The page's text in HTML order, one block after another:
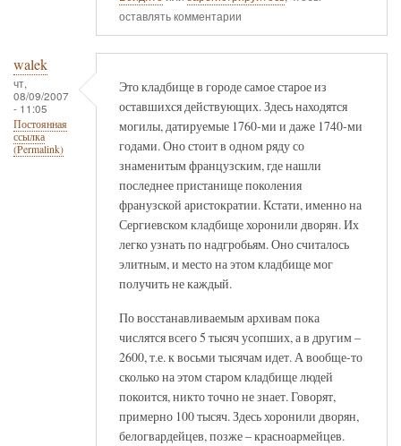
оставлять комментарии
walek
чт,
08/09/2007
- 11:05
Постоянная
ссылка
(Permalink)
Это кладбище в городе самое старое из
оставшихся действующих. Здесь находятся
могилы, датируемые 1760-ми и даже 1740-ми
годами. Оно стоит в одном ряду со
знаменитым французским, где нашли
последнее пристанище поколения
франузской аристократии. Кстати, именно на
Сергиевском кладбище хоронили дворян. Их
легко узнать по надгробьям. Оно считалось
элитным, и место на этом кладбище мог
получить не каждый.
По восстанавливаемым архивам пока
числятся всего 5 тысяч усопших, а в другим –
2600, т.е. к восьми тысячам идет. А вообще-то
сколько на этом старом кладбище людей
покоится, никто точно не знает. Говорят,
примерно 100 тысяч. Здесь хоронили дворян,
белогвардейцев, позже – красноармейцев.